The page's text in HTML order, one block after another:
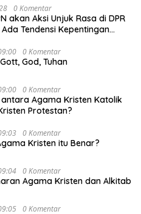
0 Komentar
akan Aksi Unjuk Rasa di DPR
Tendensi Kepentingan
0 Komentar
God, Tuhan
0 Komentar
Agama Kristen Katolik
Protestan?
0 Komentar
Kristen itu Benar?
0 Komentar
Agama Kristen dan Alkitab
0 Komentar